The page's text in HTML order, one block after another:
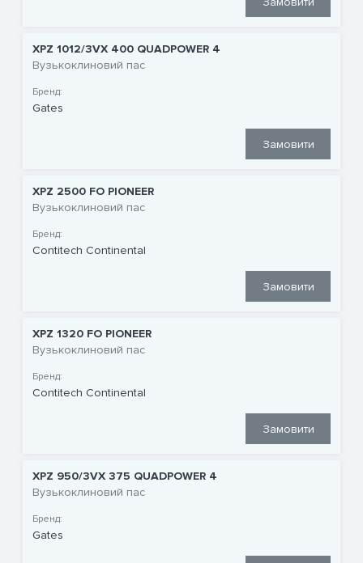
XPZ 1012/3VX 400 QUADPOWER 4
Вузькоклиновий пас
Бренд:
Gates
Замовити
XPZ 2500 FO PIONEER
Вузькоклиновий пас
Бренд:
Contitech Continental
Замовити
XPZ 1320 FO PIONEER
Вузькоклиновий пас
Бренд:
Contitech Continental
Замовити
XPZ 950/3VX 375 QUADPOWER 4
Вузькоклиновий пас
Бренд:
Gates